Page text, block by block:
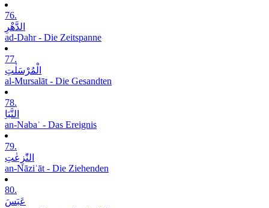
76.
الدَّھْرِ
ad-Dahr - Die Zeitspanne
77.
الْمُرْسَلٰتِ
al-Mursalāt - Die Gesandten
78.
النَّبَاِ
an-Nabaʾ - Das Ereignis
79.
النّٰزِعٰتِ
an-Nāziʿāt - Die Ziehenden
80.
عَبَسَ